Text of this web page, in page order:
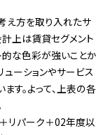
え方を取り入れたサ
計上は賃貸セグメント
的な色彩が強いことか
ューションやサービス
す。よって、上表の各
リパーク＋02年度以